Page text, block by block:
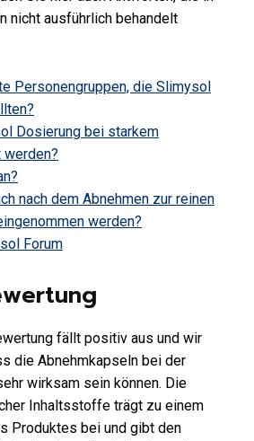
nicht ausführlich behandelt
Personengruppen, die Slimysol
Dosierung bei starkem
werden?
nach dem Abnehmen zur reinen
werden?
Forum
fällt positiv aus und wir
die Abnehmkapseln bei der
wirksam sein können. Die
Inhaltsstoffe trägt zu einem
Produktes bei und gibt den